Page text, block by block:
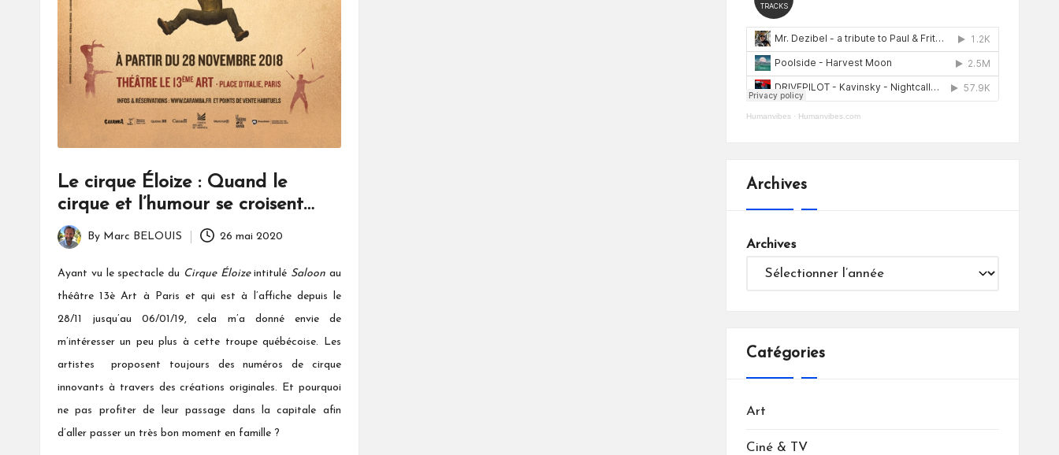
Le cirque Éloize : Quand le
cirque et l’humour se croisent…
Posted
by
By Marc BELOUIS 26 mai 2020
Ayant vu le spectacle du Cirque Éloizeintitulé Saloon au
théâtre 13è Art à Paris et qui est à l’affiche depuis le
28/11 jusqu’au 06/01/19, cela m’a donné envie de
m’intéresser un peu plus à cette troupe québécoise. Les
artistes proposent toujours des numéros de cirque
innovants à travers des créations originales. Et pourquoi
ne pas profiter de leur passage dans la capitale afin
d’aller passer un très bon moment en famille ?
Humanvibes· Humanvibes.com
Archives
Archives
Catégories
Art
Ciné & TV